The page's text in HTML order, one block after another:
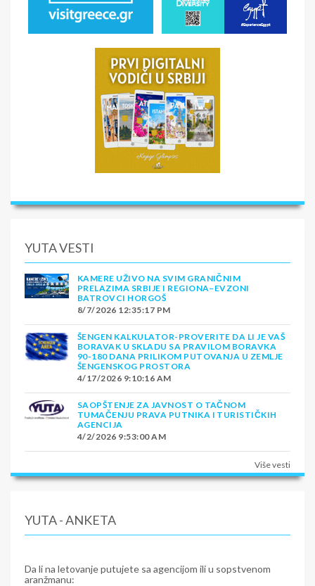
YUTA VESTI
KAMERE UŽIVO NA SVIM GRANIČNIM
PRELAZIMA SRBIJE I REGIONA–EVZONI
BATROVCI HORGOŠ
8/7/2026 12:35:17 PM
ŠENGEN KALKULATOR-PROVERITE DA LI JE VAŠ
BORAVAK U SKLADU SA PRAVILOM BORAVKA
90-180 DANA PRILIKOM PUTOVANJA U ZEMLJE
ŠENGENSKOG PROSTORA
4/17/2026 9:10:16 AM
SAOPŠTENJE ZA JAVNOST O TAČNOM
TUMAČENJU PRAVA PUTNIKA I TURISTIČKIH
AGENCIJA
4/2/2026 9:53:00 AM
Više vesti
YUTA - ANKETA
Da li na letovanje putujete sa agencijom ili u sopstvenom
aranžmanu: